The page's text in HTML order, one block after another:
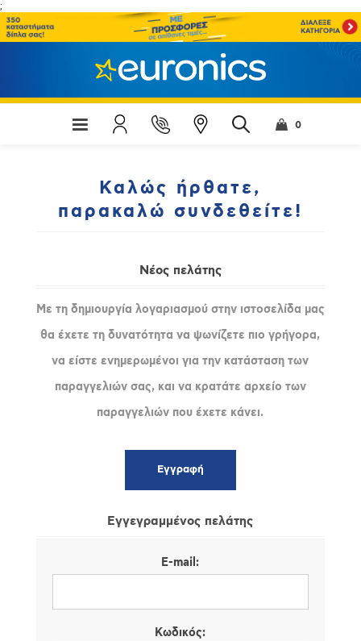
;
0
Καλώς ήρθατε,
παρακαλώ συνδεθείτε!
Νέος πελάτης
Με τη δημιουργία λογαριασμού στην ιστοσελίδα μας
θα έχετε τη δυνατότητα να ψωνίζετε πιο γρήγορα,
να είστε ενημερωμένοι για την κατάσταση των
παραγγελιών σας, και να κρατάτε αρχείο των
παραγγελιών που έχετε κάνει.
Εγγεγραμμένος πελάτης
E-mail:
Κωδικός: